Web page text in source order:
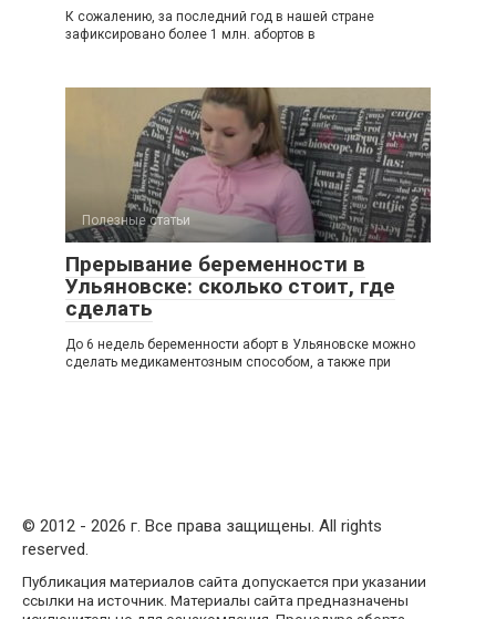
К сожалению, за последний год в нашей стране
зафиксировано более 1 млн. абортов в
Полезные статьи
Прерывание беременности в
Ульяновске: сколько стоит, где
сделать
До 6 недель беременности аборт в Ульяновске можно
сделать медикаментозным способом, а также при
© 2012 - 2026 г. Все права защищены. All rights
reserved.
Публикация материалов сайта допускается при указании
ссылки на источник. Материалы сайта предназначены